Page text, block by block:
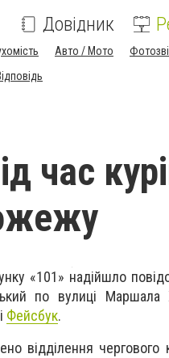
Довідник
Авто / Мото
час
«101» надійшло
по вулиці
Фейсбук.
відділення